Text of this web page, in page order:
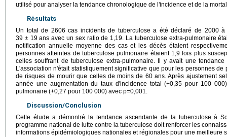
utilisé pour analyser la tendance chronologique de l'incidence et de la
Résultats
Un total de 2606 cas incidents de tuberculose a été déclaré de 2000
39 ± 19 ans avec un sex ratio de 1,19. La tuberculose extra-pulmonaire
notification annuelle moyenne des cas et les décès étaient
personnes atteintes de tuberculose pulmonaire étaient 1,9 fois plus
celles souffrant de tuberculose extra-pulmonaire. Il y avait une
L'association n'était statistiquement significative que pour les personnes
de risques de mourir que celles de moins de 60 ans. Après ajustement
année une augmentation du taux d'incidence total (+0,35 pour 100
pulmonaire (+0,27 pour 100 000) avec p=0,001.
Discussion/Conclusion
Cette étude a démontré la tendance ascendante de la tuberculose à
programme national de lutte contre la tuberculose doit renforcer les
informations épidémiologiques nationales et régionales pour une meilleure